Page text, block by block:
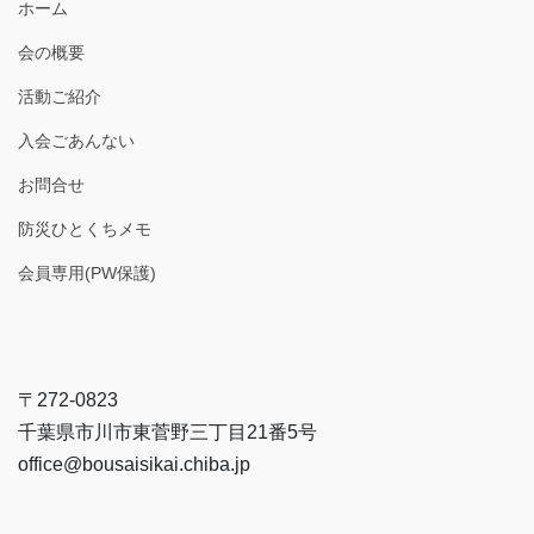
ホーム
会の概要
活動ご紹介
入会ごあんない
お問合せ
防災ひとくちメモ
会員専用(PW保護)
〒272-0823
千葉県市川市東菅野三丁目21番5号
office@bousaisikai.chiba.jp